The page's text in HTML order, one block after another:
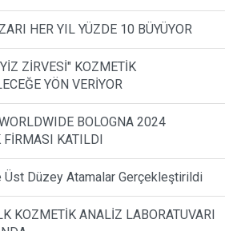
HER YIL YÜZDE 10 BÜYÜYOR
ZİRVESİ" KOZMETİK
YÖN VERİYOR
BOLOGNA 2024
FİRMASI KATILDI
Üst Düzey Atamalar Gerçekleştirildi
KOZMETİK ANALİZ LABORATUVARI